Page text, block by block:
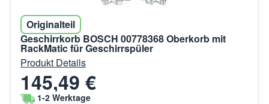
Originalteil
Geschirrkorb BOSCH 00778368 Oberkorb mit
RackMatic für Geschirrspüler
Produkt Details
145,49 €
1-2 Werktage